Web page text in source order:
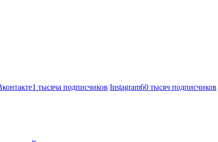
1 тысяча подписчиков Instagram60 тысяч подписчиков